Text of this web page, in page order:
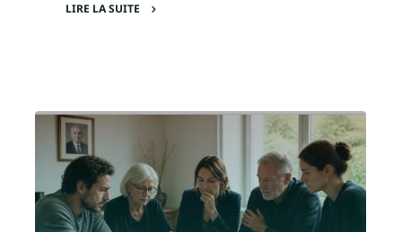
LIRE LA SUITE
en
droit
de
famille
: